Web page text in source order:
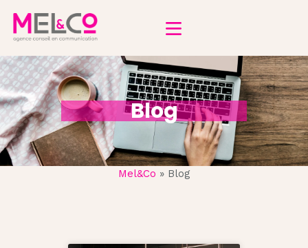
Blog
IMAGE DE MARQUE
COMMUNICATION WEB
ÉVÉNEMENTIEL
DIR COM’Mel&Co » Blog